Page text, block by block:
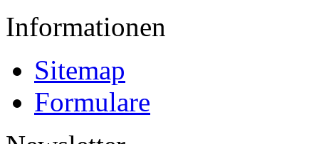
Informationen
Sitemap
Formulare